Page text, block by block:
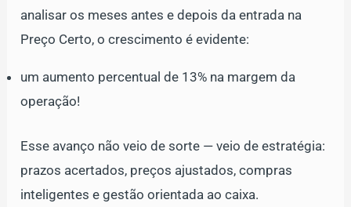
analisar os meses antes e depois da entrada na
Preço Certo, o crescimento é evidente:
um aumento percentual de 13% na margem da
operação!
Esse avanço não veio de sorte — veio de estratégia:
prazos acertados, preços ajustados, compras
inteligentes e gestão orientada ao caixa.